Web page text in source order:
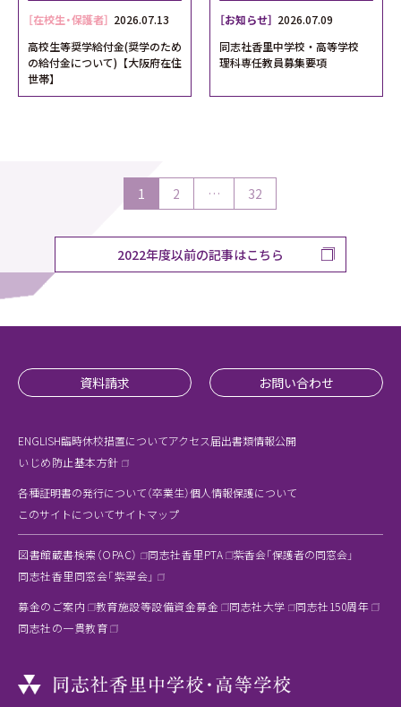
［在校生・保護者］ 2026.07.13
高校生等奨学給付金(奨学のため
の給付金について)【大阪府在住
世帯】
［お知らせ］ 2026.07.09
同志社香里中学校・高等学校
理科専任教員募集要項
1 2 … 32
2022年度以前の記事はこちら
資料請求 お問い合わせ
ENGLISH臨時休校措置についてアクセス届出書類情報公開
いじめ防止基本方針
各種証明書の発行について（卒業生）個人情報保護について
このサイトについてサイトマップ
図書館蔵書検索（OPAC） 同志社香里PTA
紫香会「保護者の同窓会」
同志社香里同窓会「紫翠会」
募金のご案内
教育施設等設備資金募金 同志社大学
同志社150周年
同志社の一貫教育